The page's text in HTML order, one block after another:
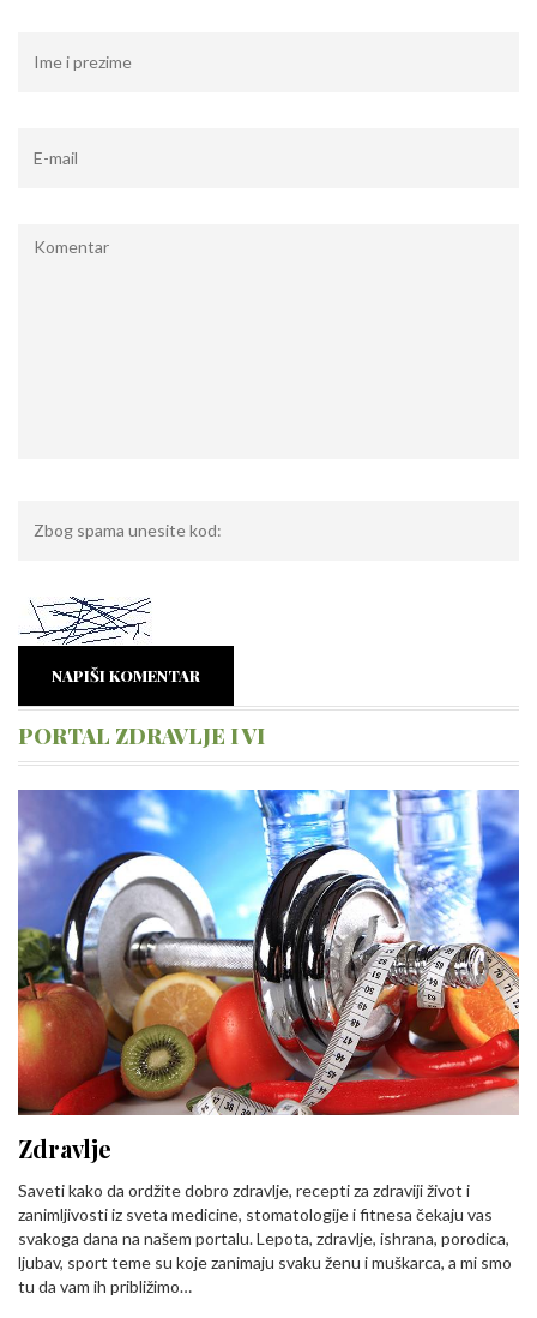
NAPIŠI KOMENTAR
PORTAL ZDRAVLJE I VI
Zdravlje
Saveti kako da ordžite dobro zdravlje, recepti za zdraviji život i
zanimljivosti iz sveta medicine, stomatologije i fitnesa čekaju vas
svakoga dana na našem portalu. Lepota, zdravlje, ishrana, porodica,
ljubav, sport teme su koje zanimaju svaku ženu i muškarca, a mi smo
tu da vam ih približimo…